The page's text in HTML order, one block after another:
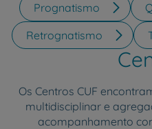
Prognatismo
Retrognatismo
Os Centros CUF
multidisciplinar e
acompanhamento